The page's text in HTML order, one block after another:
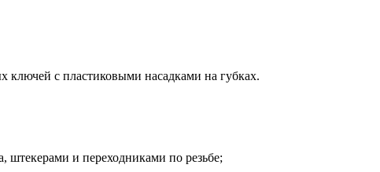
ключей с пластиковыми насадками на губках.
штекерами и переходниками по резьбе;